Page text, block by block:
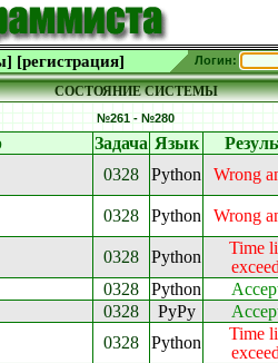
[регистрация] Логин:
СОСТОЯНИЕ СИСТЕМЫ
№261 - №280
Задача Язык
0328 Python Wrong
0328 Python Wrong
0328 Python
Time
0328 Python
0328 PyPy
0328 Python
Time